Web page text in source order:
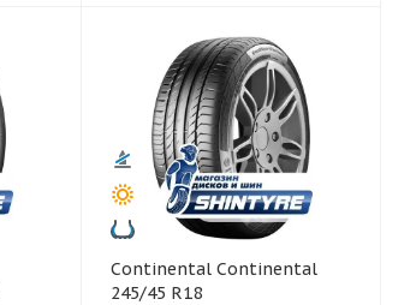
Continental Continental
245/45 R18